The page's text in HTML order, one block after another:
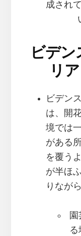
成され
ビデン
リ
ビデン
は、開
境では
がある
を覆う
が半ほ
りなが
る